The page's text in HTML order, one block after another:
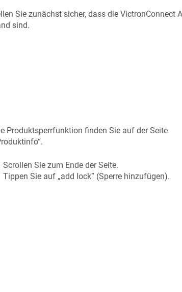
Sie zunächst sicher, dass die VictronConnect
sind.
Produktsperrfunktion finden Sie auf der Seite
Scrollen Sie zum Ende der Seite.
Tippen Sie auf „add lock” (Sperre hinzufügen).